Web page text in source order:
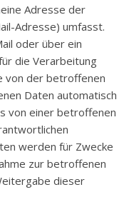
Adresse der
Adresse) umfasst.
oder über ein
die Verarbeitung
von der betroffenen
Daten automatisch
von einer betroffenen
werden für Zwecke
zur betroffenen
dieser